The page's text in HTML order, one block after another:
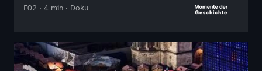
F02 · 4 min · Doku